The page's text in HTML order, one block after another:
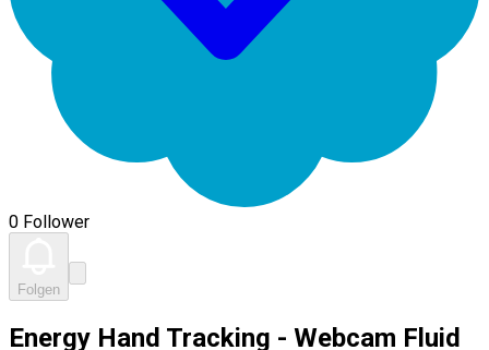
0 Follower
Folgen
Energy Hand Tracking - Webcam Fluid